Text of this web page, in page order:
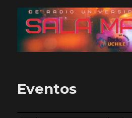
Sala Master
Eventos